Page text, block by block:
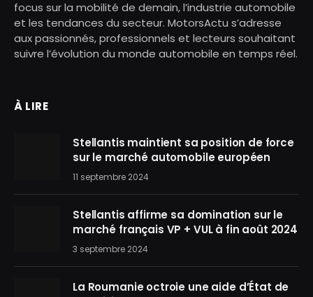
focus sur la mobilité de demain, l’industrie automobile
et les tendances du secteur. MotorsActu s’adresse
aux passionnés, professionnels et lecteurs souhaitant
suivre l’évolution du monde automobile en temps réel.
À LIRE
Stellantis maintient sa position de force
sur le marché automobile européen
11 septembre 2024
Stellantis affirme sa domination sur le
marché français VP + VUL à fin août 2024
3 septembre 2024
La Roumanie octroie une aide d’État de